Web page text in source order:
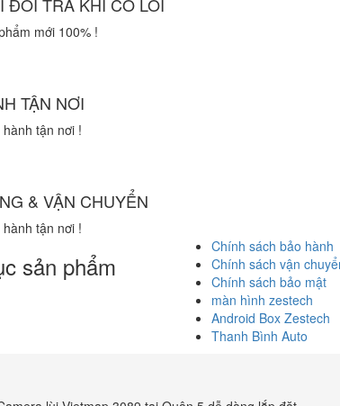
mới 100% !
TẬN NƠI
tận nơi !
& VẬN CHUYỂN
tận nơi !
sản phẩm
Chính sách bảo hành
Chính sách vận
Chính sách bảo mật
màn hình zestech
Android Box Zestech
Thanh Bình Auto